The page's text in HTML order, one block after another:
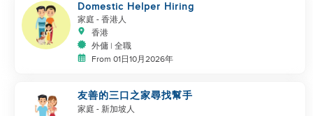
Domestic Helper Hiring
家庭 - 香港人
香港
外傭 | 全職
From 01日10月2026年
友善的三口之家尋找幫手
家庭 - 新加坡人